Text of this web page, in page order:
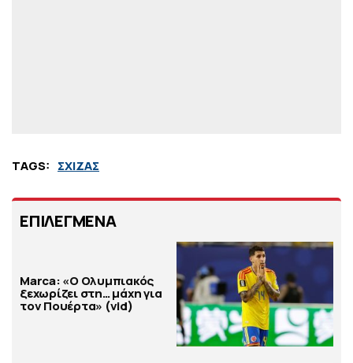
TAGS: ΣΧΙΖΑΣ
ΕΠΙΛΕΓΜΕΝΑ
Marca: «Ο Ολυμπιακός
ξεχωρίζει στη… μάχη για
τον Πουέρτα» (vid)